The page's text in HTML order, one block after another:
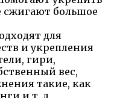
сжигают большое
для
и укрепления
гири,
вес,
такие, как
и т. д.